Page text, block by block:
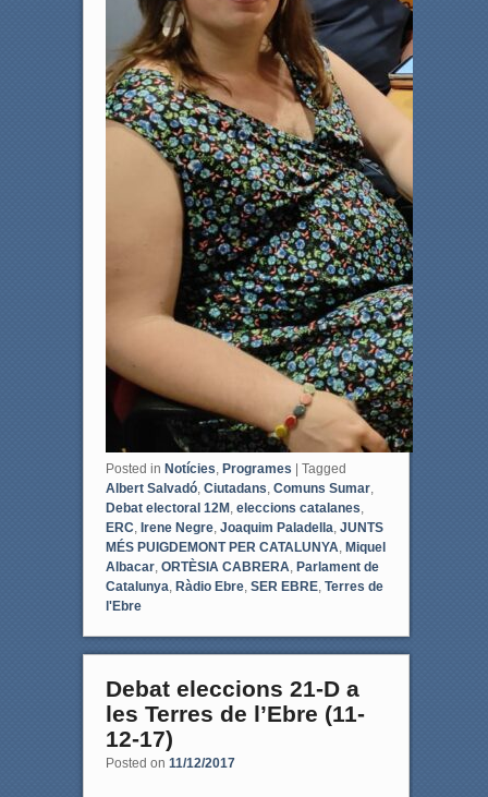
Posted in Notícies, Programes
Tagged
Albert Salvadó, Ciutadans, Comuns Sumar,
Debat electoral 12M , eleccions catalanes,
ERC, Irene Negre, Joaquim Paladella, JUNTS
MÉS PUIGDEMONT PER CATALUNYA, Miquel
Albacar, ORTÈSIA CABRERA, Parlament de
Catalunya, Ràdio Ebre, SER EBRE, Terres de
l'Ebre
Debat eleccions 21-D a
les Terres de l’Ebre (11-
12-17)
Posted on 11/12/2017